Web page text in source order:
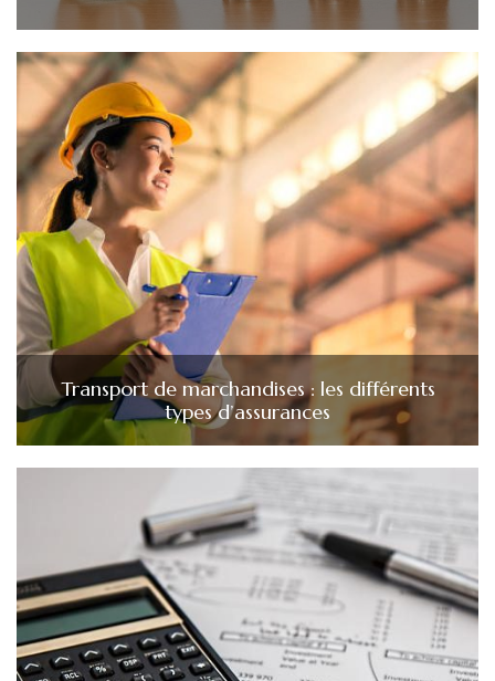
Transport de marchandises : les différents
types d’assurances